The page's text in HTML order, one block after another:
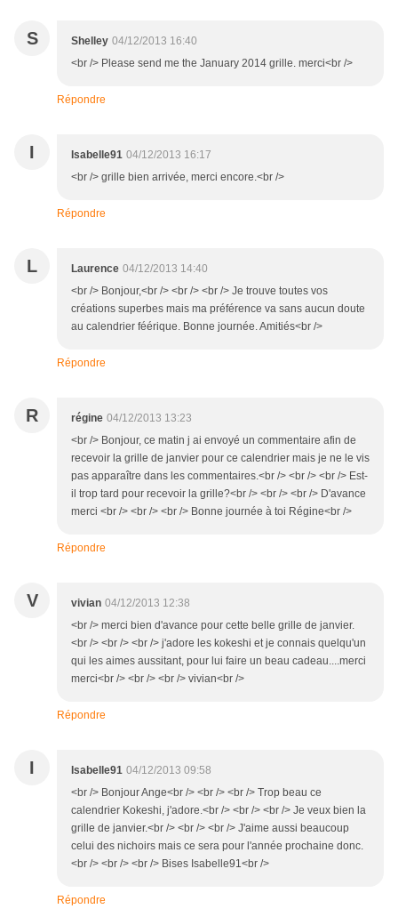
S Shelley 04/12/2013 16:40
<br /> Please send me the January 2014 grille. merci<br />
Répondre
I Isabelle91 04/12/2013 16:17
<br /> grille bien arrivée, merci encore.<br />
Répondre
L Laurence 04/12/2013 14:40
<br /> Bonjour,<br /> <br /> <br /> Je trouve toutes vos
créations superbes mais ma préférence va sans aucun doute
au calendrier féérique. Bonne journée. Amitiés<br />
Répondre
R régine 04/12/2013 13:23
<br /> Bonjour, ce matin j ai envoyé un commentaire afin de
recevoir la grille de janvier pour ce calendrier mais je ne le vis
pas apparaître dans les commentaires.<br /> <br /> <br /> Est-
il trop tard pour recevoir la grille?<br /> <br /> <br /> D'avance
merci <br /> <br /> <br /> Bonne journée à toi Régine<br />
Répondre
V vivian 04/12/2013 12:38
<br /> merci bien d'avance pour cette belle grille de janvier.
<br /> <br /> <br /> j'adore les kokeshi et je connais quelqu'un
qui les aimes aussitant, pour lui faire un beau cadeau....merci
merci<br /> <br /> <br /> vivian<br />
Répondre
I Isabelle91 04/12/2013 09:58
<br /> Bonjour Ange<br /> <br /> <br /> Trop beau ce
calendrier Kokeshi, j'adore.<br /> <br /> <br /> Je veux bien la
grille de janvier.<br /> <br /> <br /> J'aime aussi beaucoup
celui des nichoirs mais ce sera pour l'année prochaine donc.
<br /> <br /> <br /> Bises Isabelle91<br />
Répondre